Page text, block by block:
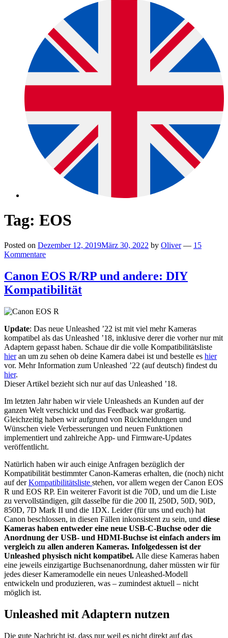
Tag: EOS
Posted on Dezember 12, 2019März 30, 2022 by Oliver — 15
Kommentare
Canon EOS R/RP und andere: DIY
Kompatibilität
Update: Das neue Unleashed ’22 ist mit viel mehr Kameras
kompatibel als das Unleashed ’18, inklusive derer die vorher nur mit
Adaptern gepasst haben. Schaue dir die volle Kompatibilitätsliste
hieran um zu sehen ob deine Kamera dabei ist und bestelle es hier
vor. Mehr Information zum Unleashed ’22 (auf deutsch) findest du
hier.
Dieser Artikel bezieht sich nur auf das Unleashed ’18.
Im letzten Jahr haben wir viele Unleasheds an Kunden auf der
ganzen Welt verschickt und das Feedback war großartig.
Gleichzeitig haben wir aufgrund von Rückmeldungen und
Wünschen viele Verbesserungen und neuen Funktionen
implementiert und zahlreiche App- und Firmware-Updates
veröffentlicht.
Natürlich haben wir auch einige Anfragen bezüglich der
Kompatibilität bestimmter Canon-Kameras erhalten, die (noch) nicht
auf derKompatibilitätsliste stehen, vor allem wegen der Canon EOS
R und EOS RP. Ein weiterer Favorit ist die 70D, und um die Liste
zu vervollständigen, gilt dasselbe für die 200 II, 250D, 50D, 90D,
850D, 7D Mark II und die 1DX. Leider (für uns und euch) hat
Canon beschlossen, in diesen Fällen inkonsistent zu sein, und diese
Kameras haben entweder eine neue USB-C-Buchse oder die
Anordnung der USB- und HDMI-Buchse ist einfach anders im
vergleich zu allen anderen Kameras. Infolgedessen ist der
Unleashed physisch nicht kompatibel. Alle diese Kameras haben
eine jeweils einzigartige Buchsenanordnung, daher müssten wir für
jedes dieser Kameramodelle ein neues Unleashed-Modell
entwickeln und produzieren, was – zumindest aktuell – nicht
möglich ist.
Unleashed mit Adaptern nutzen
Die gute Nachricht ist, dass nur weil es nicht direkt auf das